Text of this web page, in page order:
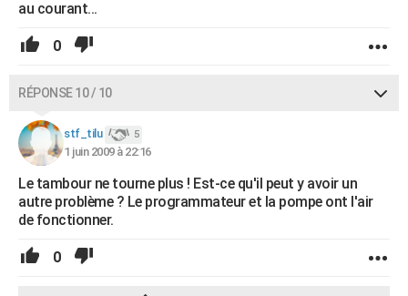
au courant...
0
RÉPONSE 10 / 10
stf_tilu 5
1 juin 2009 à 22:16
Le tambour ne tourne plus ! Est-ce qu'il peut y avoir un
autre problème ? Le programmateur et la pompe ont l'air
de fonctionner.
0